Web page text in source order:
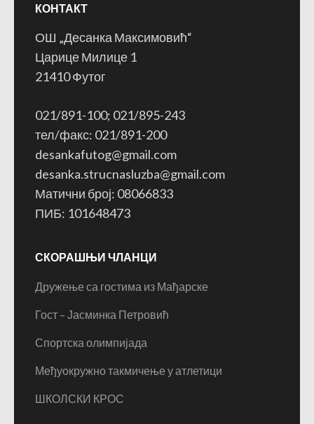
КОНТАКТ
ОШ „Десанка Максимовић“
Царице Милице 1
21410 Футог
021/891-100; 021/895-243
тел/факс: 021/891-200
desankafutog@gmail.com
desanka.strucnasluzba@gmail.com
Матични број: 08066833
ПИБ: 101648473
СКОРАШЊИ ЧЛАНЦИ
Дружење са гостима из Мађарске
Гост – Јасминка Петровић
Спортска олимпијада
Међуокружно такмичење у атлетици
ШКОЛСКИ КРОС